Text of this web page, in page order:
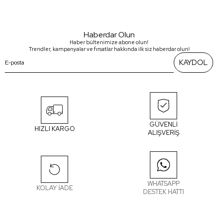
Haberdar Olun
Haber bültenimize abone olun!
Trendler, kampanyalar ve fırsatlar hakkında ilk siz haberdar olun!
KAYDOL
HIZLI KARGO
GÜVENLİ
ALIŞVERİŞ
KOLAY İADE
WHATSAPP
DESTEK HATTI